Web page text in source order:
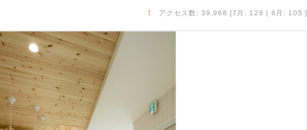
↑ アクセス数: 39,968 [7月: 128 | 6月: 105 ]